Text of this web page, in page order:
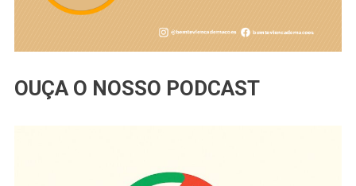
OUÇA O NOSSO PODCAST